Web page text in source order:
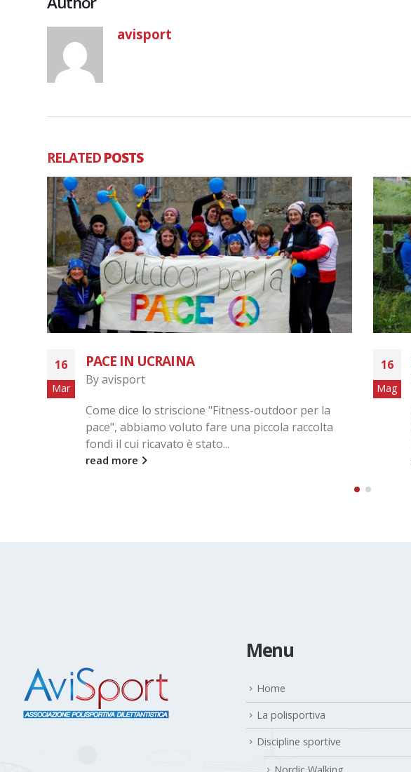
avisport
RELATEDPOSTS
16
Mag
SACRO MONTE 2023
Byavisport
Gabriella - Stefania e Valentina, presenti alla
Camminata in notturna al Sacro Monte, 36 km di
libertà. Seguono foto nella Gallery.
read more
28
Mar
Menu
Home
La polisportiva
Discipline sportive